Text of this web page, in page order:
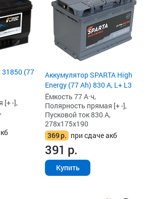
31850 (77
[+ -],
Аккумулятор SPARTA High
Energy (77 Ah) 830 А, L+ L3
Ёмкость 77 А·ч,
Полярность прямая [+ -],
Пусковой ток 830 А,
278x175x190
369р. при сдаче акб
391 р.
Купить